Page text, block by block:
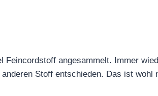
angesammelt. Immer
Stoff entschieden. Das ist